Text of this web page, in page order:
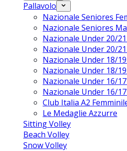
Pallavolo
Nazionale Seniores
Nazionale Seniores
Nazionale Under 20/
Nazionale Under 20/
Nazionale Under 18/
Nazionale Under 18/
Nazionale Under 16/
Nazionale Under 16/
Club Italia A2
Le Medaglie Azzurre
Sitting Volley
Beach Volley
Snow Volley